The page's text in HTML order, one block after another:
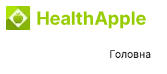
Перейти
до
HealthApple
Головна